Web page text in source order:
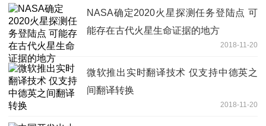
NASA确定2020火星探测任务登陆点 可
能存在古代火星生命证据的地方
2018-11-20
微软推出实时翻译技术 仅支持中德英之
间翻译转换
2018-11-20